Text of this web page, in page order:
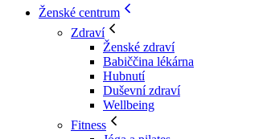
Ženské centrum
Zdraví
Ženské zdraví
Babiččina lékárna
Hubnutí
Duševní zdraví
Wellbeing
Fitness